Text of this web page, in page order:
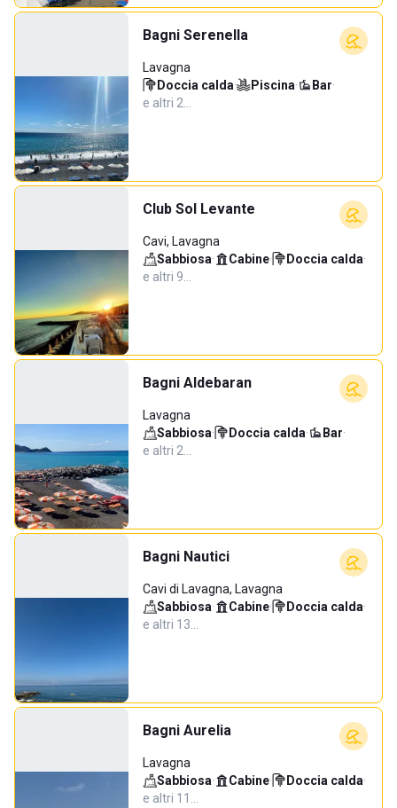
Bagni Serenella
Lavagna
Doccia calda· Piscina· Bar·
e altri 2…
Club Sol Levante
Cavi, Lavagna
Sabbiosa· Cabine· Doccia calda·
e altri 9…
Bagni Aldebaran
Lavagna
Sabbiosa· Doccia calda· Bar·
e altri 2…
Bagni Nautici
Cavi di Lavagna, Lavagna
Sabbiosa· Cabine· Doccia calda·
e altri 13…
Bagni Aurelia
Lavagna
Sabbiosa· Cabine· Doccia calda·
e altri 11…